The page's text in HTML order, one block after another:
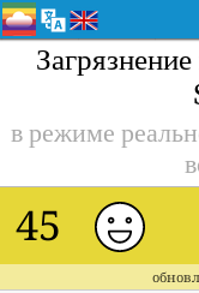
в режиме
45